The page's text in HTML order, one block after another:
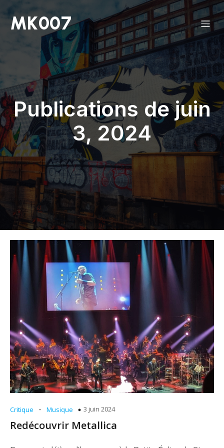
MK007
Publications de juin
3, 2024
Critique - Musique 3 juin 2024
Redécouvrir Metallica